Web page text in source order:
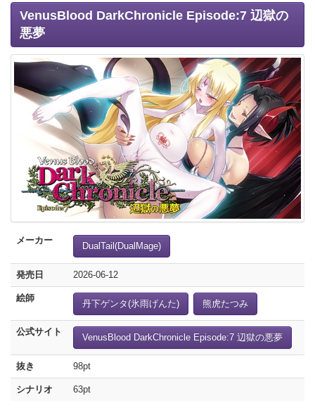
VenusBlood DarkChronicle Episode:7 辺獄の
悪夢
メーカー
DualTail(DualMage)
発売日 2026-06-12
絵師
丹下ゲンタ(氷雨げんた) 熊虎たつみ
公式サイト
VenusBlood DarkChronicle Episode:7 辺獄の悪夢
抜き 98pt
シナリオ 63pt